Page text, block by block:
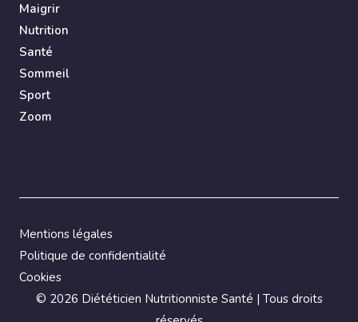
Maigrir
Nutrition
Santé
Sommeil
Sport
Zoom
© 2026 Diététicien Nutritionniste Santé | Tous droits
Mentions légales
Politique de confidentialité
Cookies